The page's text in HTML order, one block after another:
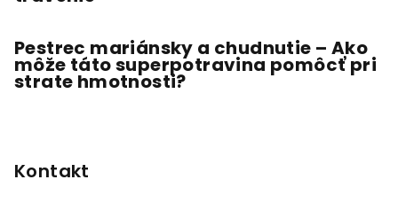
Pestrec mariánsky a chudnutie – Ako
môže táto superpotravina pomôcť pri
strate hmotnosti?
Kontakt